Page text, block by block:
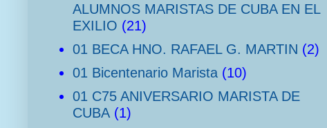
ALUMNOS MARISTAS DE CUBA EN EL
EXILIO (21)
01 BECA HNO. RAFAEL G. MARTIN (2)
01 Bicentenario Marista (10)
01 C75 ANIVERSARIO MARISTA DE
CUBA (1)